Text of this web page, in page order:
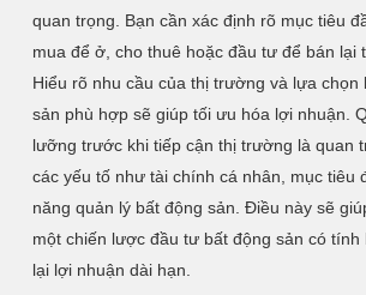
quan trọng. Bạn cần xác định rõ mục tiêu
mua để ở, cho thuê hoặc đầu tư để bán lại
Hiểu rõ nhu cầu của thị trường và lựa chọn
sản phù hợp sẽ giúp tối ưu hóa lợi nhuận.
lưỡng trước khi tiếp cận thị trường là quan
các yếu tố như tài chính cá nhân, mục tiêu
năng quản lý bất động sản. Điều này sẽ
một chiến lược đầu tư bất động sản có tính
lại lợi nhuận dài hạn.